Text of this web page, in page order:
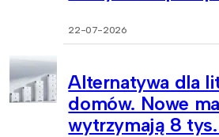
22-07-2026
Alternatywa dla
domów. Nowe
wytrzymają 8